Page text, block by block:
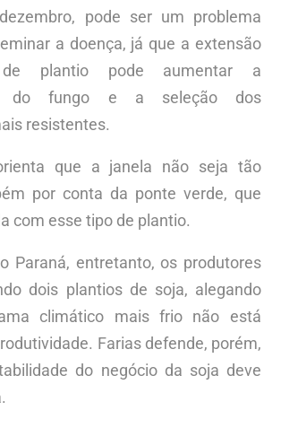
pode ser um problema
a doença, já que a extensão
plantio pode aumentar a
do fungo e a seleção dos
resistentes.
que a janela não seja tão
por conta da ponte verde, que
com esse tipo de plantio.
Paraná, entretanto, os produtores
dois plantios de soja, alegando
climático mais frio não está
Farias defende, porém,
do negócio da soja deve